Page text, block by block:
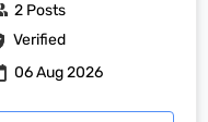
Verified
2 Posts
06 Aug 2026